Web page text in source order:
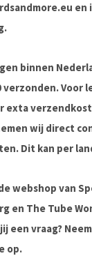
en
binnen
verzonden. Voor
exta
wij direct
Dit kan per
webshop van
en The Tube
een vraag?
op.